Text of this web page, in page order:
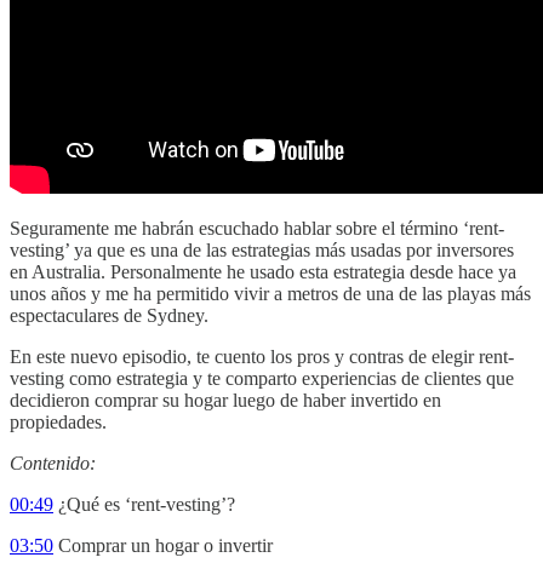
Seguramente me habrán escuchado hablar sobre el término ‘rent-
vesting’ ya que es una de las estrategias más usadas por inversores
en Australia. Personalmente he usado esta estrategia desde hace ya
unos años y me ha permitido vivir a metros de una de las playas más
espectaculares de Sydney.
En este nuevo episodio, te cuento los pros y contras de elegir rent-
vesting como estrategia y te comparto experiencias de clientes que
decidieron comprar su hogar luego de haber invertido en
propiedades.
Contenido:
00:49 ¿Qué es ‘rent-vesting’?
03:50 Comprar un hogar o invertir